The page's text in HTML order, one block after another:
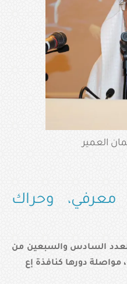
العمير
تنوع معرفي، وحراك
السادس والسبعين من
دورها كنافذة إع